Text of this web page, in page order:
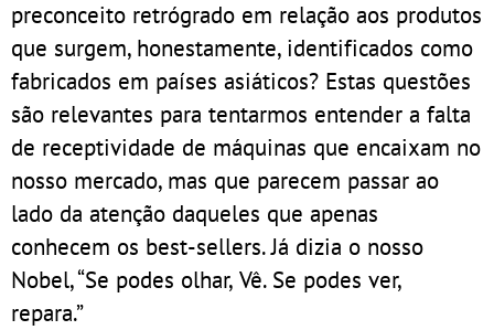
preconceito retrógrado em relação aos produtos
que surgem, honestamente, identificados como
fabricados em países asiáticos? Estas questões
são relevantes para tentarmos entender a falta
de receptividade de máquinas que encaixam no
nosso mercado, mas que parecem passar ao
lado da atenção daqueles que apenas
conhecem os best-sellers. Já dizia o nosso
Nobel, “Se podes olhar, Vê. Se podes ver,
repara.”